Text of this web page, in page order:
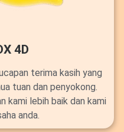
4D
terima kasih yang
tuan dan penyokong.
kami lebih baik dan kami
anda.